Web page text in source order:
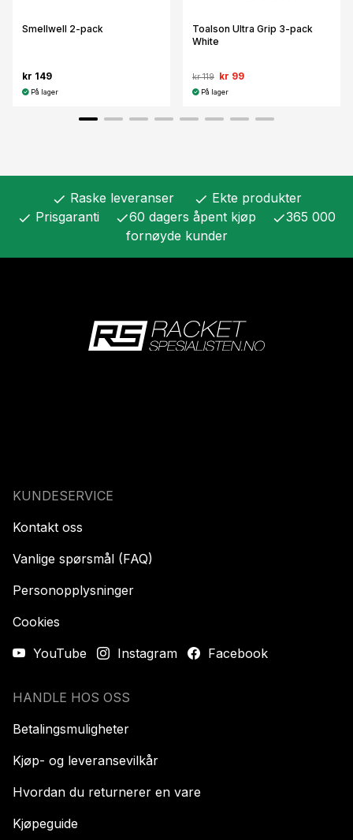
Smellwell 2-pack
kr 149
På lager
Toalson Ultra Grip 3-pack
White
kr 119 kr 99
På lager
check Raske leveranser check Ekte produkter
check Prisgaranti check60 dagers åpent kjøp check365 000
fornøyde kunder
KUNDESERVICE
Kontakt oss
Vanlige spørsmål (FAQ)
Personopplysninger
Cookies
YouTube
Instagram Facebook
HANDLE HOS OSS
Betalingsmuligheter
Kjøp- og leveransevilkår
Hvordan du returnerer en vare
Kjøpeguide